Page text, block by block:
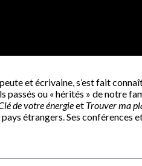
et écrivaine, s’est fait
ou « hérités » de notre
de votre énergieet Trouver ma
étrangers. Ses conférences